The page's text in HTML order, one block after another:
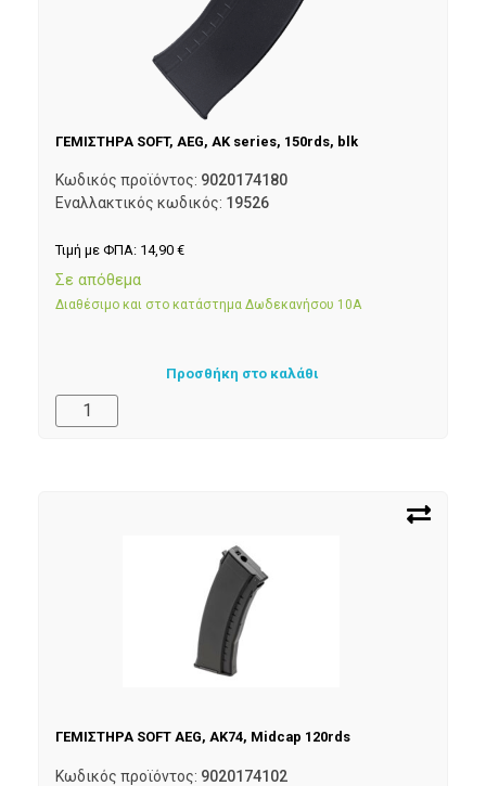
ΓΕΜΙΣΤΗΡΑ SOFT, AEG, AK series, 150rds, blk
Κωδικός προϊόντος: 9020174180
Εναλλακτικός κωδικός: 19526
Τιμή με ΦΠΑ: 14,90 €
Σε απόθεμα
Διαθέσιμο και στο κατάστημα Δωδεκανήσου 10Α
Προσθήκη στο καλάθι
ΓΕΜΙΣΤΗΡΑ SOFT AEG, AK74, Midcap 120rds
Κωδικός προϊόντος: 9020174102